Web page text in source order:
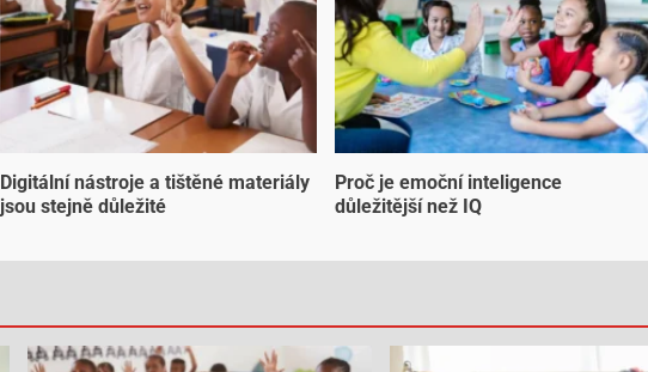
Digitální nástroje a tištěné materiály
jsou stejně důležité
Proč je emoční inteligence
důležitější než IQ